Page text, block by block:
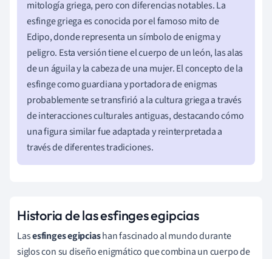
mitología griega, pero con diferencias notables. La
esfinge griega es conocida por el famoso mito de
Edipo, donde representa un símbolo de enigma y
peligro. Esta versión tiene el cuerpo de un león, las alas
de un águila y la cabeza de una mujer. El concepto de la
esfinge como guardiana y portadora de enigmas
probablemente se transfirió a la cultura griega a través
de interacciones culturales antiguas, destacando cómo
una figura similar fue adaptada y reinterpretada a
través de diferentes tradiciones.
Historia de las esfinges egipcias
Lasesfinges egipciashan fascinado al mundo durante
siglos con su diseño enigmático que combina un cuerpo de